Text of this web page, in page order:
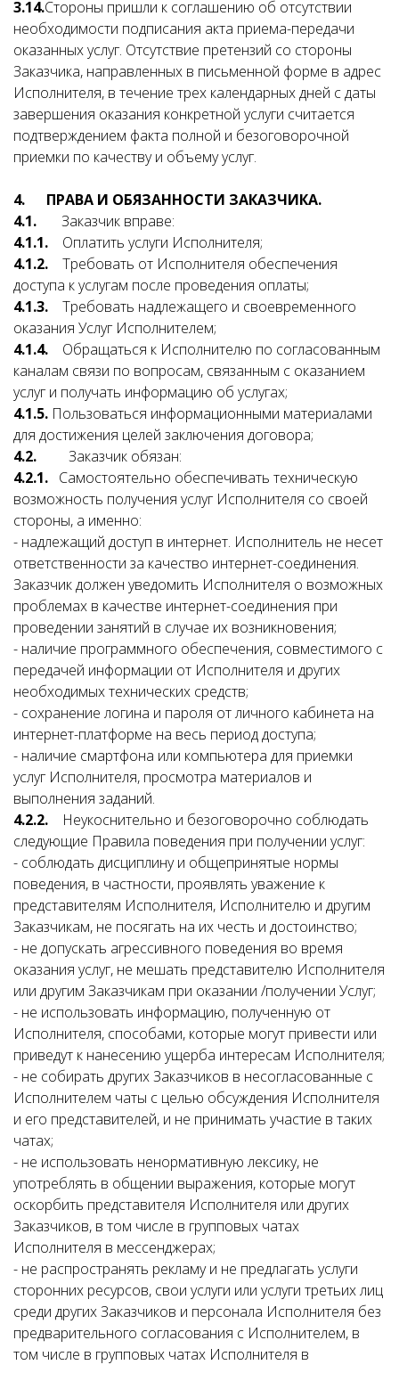
3.14.Стороны пришли к соглашению об отсутствии
необходимости подписания акта приема-передачи
оказанных услуг. Отсутствие претензий со стороны
Заказчика, направленных в письменной форме в адрес
Исполнителя, в течение трех календарных дней с даты
завершения оказания конкретной услуги считается
подтверждением факта полной и безоговорочной
приемки по качеству и объему услуг.
4. ПРАВА И ОБЯЗАННОСТИ ЗАКАЗЧИКА.
4.1.
Заказчик вправе:
4.1.1. Оплатить услуги Исполнителя;
4.1.2. Требовать от Исполнителя обеспечения
доступа к услугам после проведения оплаты;
4.1.3.
Требовать надлежащего и своевременного
оказания Услуг Исполнителем;
4.1.4. Обращаться к Исполнителю по согласованным
каналам связи по вопросам, связанным с оказанием
услуг и получать информацию об услугах;
4.1.5. Пользоваться информационными материалами
для достижения целей заключения договора;
4.2.
Заказчик обязан:
4.2.1. Самостоятельно обеспечивать техническую
возможность получения услуг Исполнителя со своей
стороны, а именно:
- надлежащий доступ в интернет. Исполнитель не несет
ответственности за качество интернет-соединения.
Заказчик должен уведомить Исполнителя о возможных
проблемах в качестве интернет-соединения при
проведении занятий в случае их возникновения;
- наличие программного обеспечения, совместимого с
передачей информации от Исполнителя и других
необходимых технических средств;
- сохранение логина и пароля от личного кабинета на
интернет-платформе на весь период доступа;
- наличие смартфона или компьютера для приемки
услуг Исполнителя, просмотра материалов и
выполнения заданий.
4.2.2. Неукоснительно и безоговорочно соблюдать
следующие Правила поведения при получении услуг:
- соблюдать дисциплину и общепринятые нормы
поведения, в частности, проявлять уважение к
представителям Исполнителя, Исполнителю и другим
Заказчикам, не посягать на их честь и достоинство;
- не допускать агрессивного поведения во время
оказания услуг, не мешать представителю Исполнителя
или другим Заказчикам при оказании /получении Услуг;
- не использовать информацию, полученную от
Исполнителя, способами, которые могут привести или
приведут к нанесению ущерба интересам Исполнителя;
- не собирать других Заказчиков в несогласованные с
Исполнителем чаты с целью обсуждения Исполнителя
и его представителей, и не принимать участие в таких
чатах;
- не использовать ненормативную лексику, не
употреблять в общении выражения, которые могут
оскорбить представителя Исполнителя или других
Заказчиков, в том числе в групповых чатах
Исполнителя в мессенджерах;
- не распространять рекламу и не предлагать услуги
сторонних ресурсов, свои услуги или услуги третьих лиц
среди других Заказчиков и персонала Исполнителя без
предварительного согласования с Исполнителем, в
том числе в групповых чатах Исполнителя в